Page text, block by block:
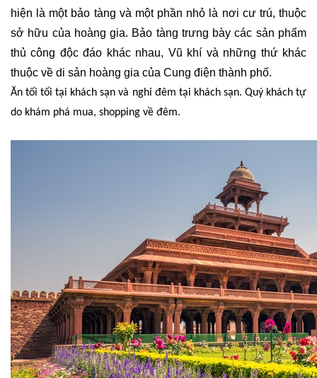
hiện là một bảo tàng và một phần nhỏ là nơi cư trú, thuộc
sở hữu của hoàng gia. Bảo tàng trưng bày các sản phẩm
thủ công độc đáo khác nhau, Vũ khí và những thứ khác
thuộc về di sản hoàng gia của Cung điện thành phố.
Ăn tối tối tại khách sạn và nghỉ đêm tại khách sạn. Quý khách tự
do khám phá mua, shopping về đêm.